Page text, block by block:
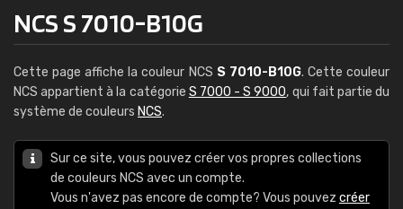
NCS S 7010-B10G
Cette page affiche la couleur NCS S 7010-B10G. Cette couleur
NCS appartient à la catégorie S 7000 - S 9000, qui fait partie du
système de couleurs NCS.
Sur ce site, vous pouvez créer vos propres collections
de couleurs NCS avec un compte.
Vous n'avez pas encore de compte? Vous pouvez créer